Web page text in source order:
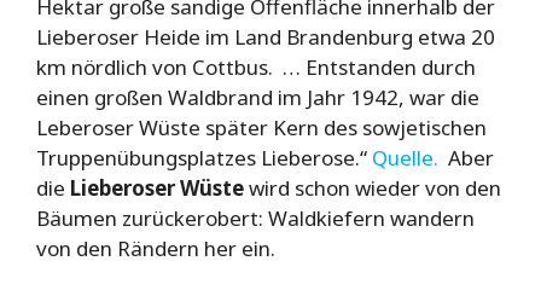
Hektar große sandige Offenfläche innerhalb der
Lieberoser Heide im Land Brandenburg etwa 20
km nördlich von Cottbus. … Entstanden durch
einen großen Waldbrand im Jahr 1942, war die
Leberoser Wüste später Kern des sowjetischen
Truppenübungsplatzes Lieberose.“ Quelle. Aber
die Lieberoser Wüstewird schon wieder von den
Bäumen zurückerobert: Waldkiefern wandern
von den Rändern her ein.